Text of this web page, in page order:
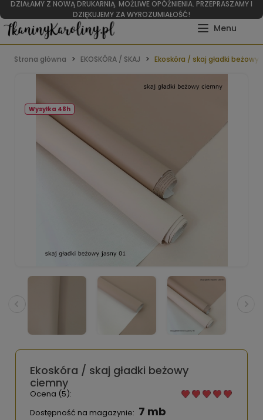
DZIAŁAMY Z NOWĄ DRUKARNIĄ. MOŻLIWE OPÓŹNIENIA. PRZEPRASZAMY I
DZIĘKUJEMY ZA WYROZUMIAŁOŚĆ!
Strona główna EKOSKÓRA / SKAJ Ekoskóra / skaj gładki beżowy
Wysyłka 48h
Ekoskóra / skaj gładki beżowy
ciemny
Ocena (5):
Dostępność na magazynie: 7 mb